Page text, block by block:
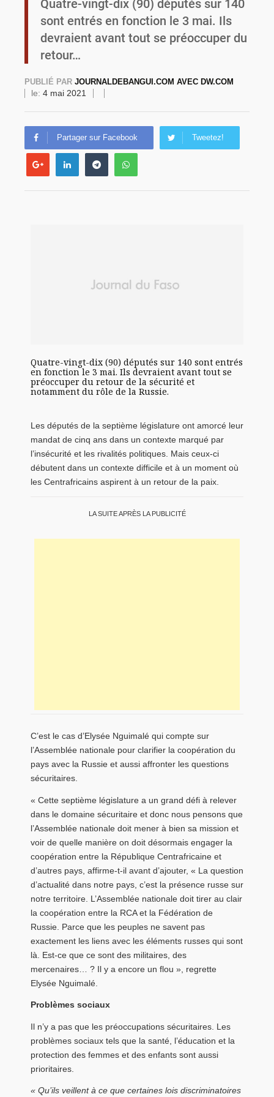
Burkina Faso : une usine de farine de blé à 3,1 milliards FCFA en construction pour renforcer la production locale
Quatre-vingt-dix (90) députés sur 140
sont entrés en fonction le 3 mai. Ils
devraient avant tout se préoccuper du
retour…
PUBLIÉ PAR JOURNALDEBANGUI.COM AVEC DW.COM
le: 4 mai 2021
Partager sur Facebook Tweetez!
Quatre-vingt-dix (90) députés sur 140 sont entrés
en fonction le 3 mai. Ils devraient avant tout se
préoccuper du retour de la sécurité et
notamment du rôle de la Russie.
Les députés de la septième législature ont amorcé leur
mandat de cinq ans dans un contexte marqué par
l’insécurité et les rivalités politiques. Mais ceux-ci
débutent dans un contexte difficile et à un moment où
les Centrafricains aspirent à un retour de la paix.
LA SUITE APRÈS LA PUBLICITÉ
C’est le cas d’Elysée Nguimalé qui compte sur
l’Assemblée nationale pour clarifier la coopération du
pays avec la Russie et aussi affronter les questions
sécuritaires.
« Cette septième législature a un grand défi à relever
dans le domaine sécuritaire et donc nous pensons que
l’Assemblée nationale doit mener à bien sa mission et
voir de quelle manière on doit désormais engager la
coopération entre la République Centrafricaine et
d’autres pays, affirme-t-il avant d’ajouter, « La question
d’actualité dans notre pays, c’est la présence russe sur
notre territoire. L’Assemblée nationale doit tirer au clair
la coopération entre la RCA et la Fédération de
Russie. Parce que les peuples ne savent pas
exactement les liens avec les éléments russes qui sont
là. Est-ce que ce sont des militaires, des
mercenaires… ? Il y a encore un flou », regrette
Elysée Nguimalé.
Problèmes sociaux
Il n’y a pas que les préoccupations sécuritaires. Les
problèmes sociaux tels que la santé, l’éducation et la
protection des femmes et des enfants sont aussi
prioritaires.
« Qu’ils veillent à ce que certaines lois discriminatoires